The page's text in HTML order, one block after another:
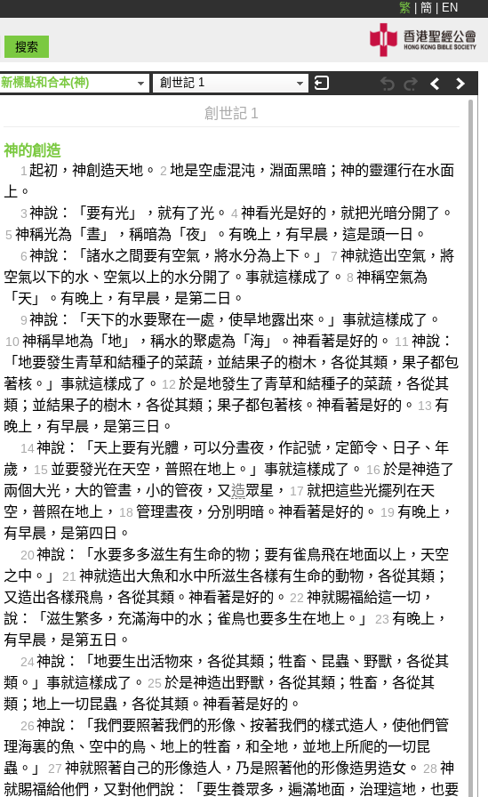
繁 簡 EN
新標點和合本(神) 創世記 1
創世記 1
神的創造
1 起初，神創造天地。 2 地是空虛混沌，淵面黑暗；神的靈運行在水面
上。
3 神說：「要有光」，就有了光。 4神看光是好的，就把光暗分開了。
5 神稱光為「晝」，稱暗為「夜」。有晚上，有早晨，這是頭一日。
6 神說：「諸水之間要有空氣，將水分為上下。」 7 神就造出空氣，將
空氣以下的水、空氣以上的水分開了。事就這樣成了。 8 神稱空氣為
「天」。有晚上，有早晨，是第二日。
9 神說：「天下的水要聚在一處，使旱地露出來。」事就這樣成了。
10 神稱旱地為「地」，稱水的聚處為「海」。神看著是好的。 11 神說：
「地要發生青草和結種子的菜蔬，並結果子的樹木，各從其類，果子都包
著核。」事就這樣成了。 12 於是地發生了青草和結種子的菜蔬，各從其
類；並結果子的樹木，各從其類；果子都包著核。神看著是好的。 13 有
晚上，有早晨，是第三日。
14神說：「天上要有光體，可以分晝夜，作記號，定節令、日子、年
歲， 15 並要發光在天空，普照在地上。」事就這樣成了。 16 於是神造了
兩個大光，大的管晝，小的管夜，又造眾星， 17 就把這些光擺列在天
空，普照在地上， 18 管理晝夜，分別明暗。神看著是好的。 19 有晚上，
有早晨，是第四日。
20 神說：「水要多多滋生有生命的物；要有雀鳥飛在地面以上，天空
之中。」
21 神就造出大魚和水中所滋生各樣有生命的動物，各從其類；
又造出各樣飛鳥，各從其類。神看著是好的。 22 神就賜福給這一切，
說：「滋生繁多，充滿海中的水；雀鳥也要多生在地上。」
23 有晚上，
有早晨，是第五日。
24神說：「地要生出活物來，各從其類；牲畜、昆蟲、野獸，各從其
類。」事就這樣成了。 25 於是神造出野獸，各從其類；牲畜，各從其
類；地上一切昆蟲，各從其類。神看著是好的。
26 神說：「我們要照著我們的形像、按著我們的樣式造人，使他們管
理海裏的魚、空中的鳥、地上的牲畜，和全地，並地上所爬的一切昆
蟲。」
27 神就照著自己的形像造人，乃是照著他的形像造男造女。 28 神
就賜福給他們，又對他們說：「要生養眾多，遍滿地面，治理這地，也要